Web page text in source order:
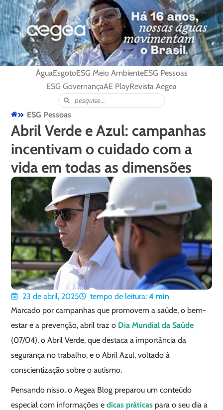
ÁguaEsgotoESG Meio AmbienteESG Pessoas
ESG GovernançaAE PlayRevista Aegea
ESG Pessoas
Abril Verde e Azul: campanhas
incentivam o cuidado com a
vida em todas as dimensões
23 de abril, 2025 tempo de leitura: 4 min
Marcado por campanhas que promovem a saúde, o bem-
estar e a prevenção, abril traz o Dia Mundial da Saúde
(07/04), o Abril Verde, que destaca a importância da
segurança no trabalho, e o Abril Azul, voltado à
conscientização sobre o autismo.
Pensando nisso, o Aegea Blog preparou um conteúdo
especial com informações edicas práticas para o seu dia a